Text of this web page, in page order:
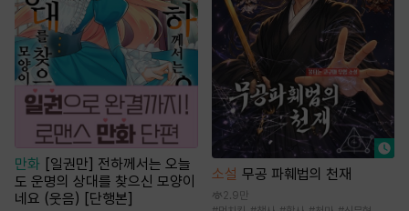
만화 [일권만] 전하께서는 오늘
도 운명의 상대를 찾으신 모양이
네요 (웃음) [단행본]
소설 무공 파훼법의 천재
2.9만